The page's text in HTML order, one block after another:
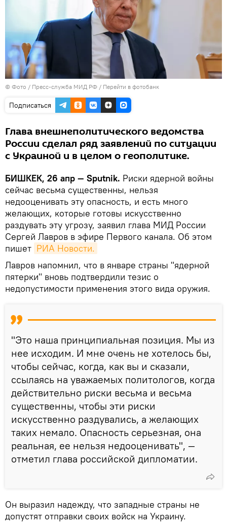
© Фото / Пресс-служба МИД РФ / Перейти в фотобанк
Подписаться
Глава внешнеполитического ведомства
России сделал ряд заявлений по ситуации
с Украиной и в целом о геополитике.
БИШКЕК, 26 апр — Sputnik. Риски ядерной войны
сейчас весьма существенны, нельзя
недооценивать эту опасность, и есть много
желающих, которые готовы искусственно
раздувать эту угрозу, заявил глава МИД России
Сергей Лавров в эфире Первого канала. Об этом
пишет РИА Новости.
Лавров напомнил, что в январе страны "ядерной
пятерки" вновь подтвердили тезис о
недопустимости применения этого вида оружия.
"Это наша принципиальная позиция. Мы из
нее исходим. И мне очень не хотелось бы,
чтобы сейчас, когда, как вы и сказали,
ссылаясь на уважаемых политологов, когда
действительно риски весьма и весьма
существенны, чтобы эти риски
искусственно раздувались, а желающих
таких немало. Опасность серьезная, она
реальная, ее нельзя недооценивать", —
отметил глава российской дипломатии.
Он выразил надежду, что западные страны не
допустят отправки своих войск на Украину.